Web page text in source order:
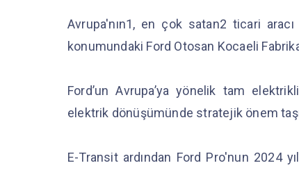
Avrupa'nın1, en çok satan2 ticari
konumundaki Ford Otosan Kocaeli
Ford’un Avrupa’ya yönelik tam
elektrik dönüşümünde stratejik önem
E-Transit ardından Ford Pro'nun 2024